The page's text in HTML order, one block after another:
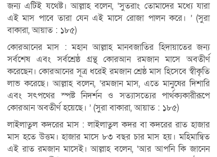
জন্য এটিই যথেষ্ট। আল্লাহ বলেন, ‘সুতরাং তোমাদের মধ্যে যারা
এই মাস পাবে তারা যেন এই মাসে রোজা পালন করে। ’ (সুরা
বাকারা, আয়াত : ১৮৫)
কোরআনের মাস : মহান আল্লাহ মানবজাতির হিদায়াতের জন্য
সর্বশেষ এবং সর্বশ্রেষ্ঠ গ্রন্থ কোরআন রমজান মাসে অবতীর্ণ
করেছেন। কোরআনের সূত্র ধরেই রমজান শ্রেষ্ঠ মাস হিসেবে স্বীকৃতি
লাভ করেছে। আল্লাহ বলেন, ‘রমজান মাস, এতে মানুষের দিশারি
এবং সৎপথের স্পষ্ট নিদর্শন ও সত্যাসত্যের পার্থক্যকারীরূপে
কোরআন অবতীর্ণ হয়েছে। ’ (সুরা বাকারা, আয়াত : ১৮৫)
লাইলাতুল কদরের মাস : লাইলাতুল কদর বা কদরের রাত হাজার
মাস হতে উত্তম। হাজার মাসে ৮৩ বছর চার মাস হয়। মহিমান্বিত
এই রাত রমজান মাসেই। আল্লাহ বলেন, ‘আর আপনি কি জানেন